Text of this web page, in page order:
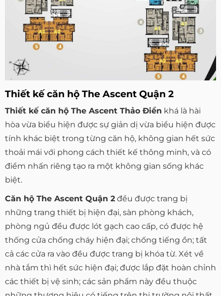
Thiết kế căn hộ The Ascent Quận 2
Thiết kế căn hộ The Ascent Thảo Điền khá là hài
hòa vừa biểu hiện được sự giản dị vừa biểu hiện được
tính khác biệt trong từng căn hộ, không gian hết sức
thoải mái với phong cách thiết kế thông minh, và có
điểm nhấn riêng tạo ra một không gian sống khác
biệt.
Căn hộ The Ascent Quận 2 đều được trang bị
những trang thiết bị hiện đại, sàn phòng khách,
phòng ngủ đều được lót gạch cao cấp, có được hệ
thống cửa chống cháy hiện đại; chống tiếng ồn; tất
cả các cửa ra vào đều được trang bị khóa từ. Xét về
nhà tắm thì hết sức hiện đại; được lắp đặt hoàn chỉnh
các thiết bị vệ sinh; các sản phẩm này đều thuộc